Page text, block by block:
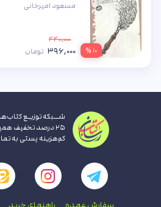
۱۰ %
مسعود امیرخانی
۴۴۰,۰۰۰
۳۹۶,۰۰۰ تومان
۲۵ درصد تخفیف
کم‌هزینه پستی به